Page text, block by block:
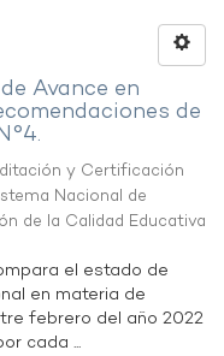
Avance en
de
y Certificación
Nacional de
de la Calidad Educativa
el estado de
en materia de
febrero del año 2022
cada ...